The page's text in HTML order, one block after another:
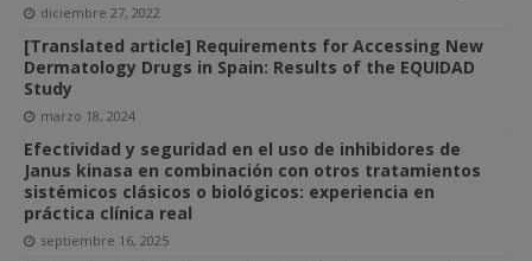
diciembre 27, 2022
[Translated article] Requirements for Accessing New
Dermatology Drugs in Spain: Results of the EQUIDAD
Study
marzo 18, 2024
Efectividad y seguridad en el uso de inhibidores de
Janus kinasa en combinación con otros tratamientos
sistémicos clásicos o biológicos: experiencia en
práctica clínica real
septiembre 16, 2025